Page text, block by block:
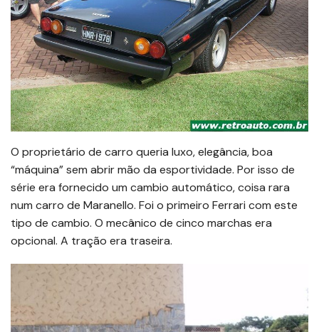
O proprietário de carro queria luxo, elegância, boa
“máquina” sem abrir mão da esportividade. Por isso de
série era fornecido um cambio automático, coisa rara
num carro de Maranello. Foi o primeiro Ferrari com este
tipo de cambio. O mecânico de cinco marchas era
opcional. A tração era traseira.